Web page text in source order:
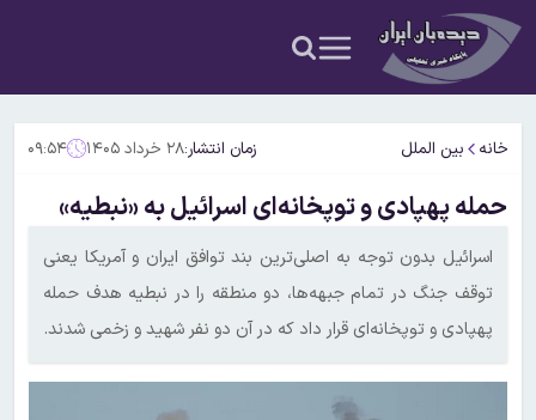
خانه بین الملل زمان انتشار:۲۸ خرداد ۱۴۰۵ ۰۹:۵۴
حمله پهپادی و توپخانه‌ای اسرائیل به «نبطیه»
اسرائیل بدون توجه به اصلی‌ترین بند توافق ایران و آمریکا یعنی
توقف جنگ در تمام جبهه‌ها، دو منطقه را در نبطیه هدف حمله
پهپادی و توپخانه‌ای قرار داد که در آن دو نفر شهید و زخمی شدند.